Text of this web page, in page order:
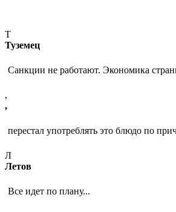
Т
Туземец
Санкции не работают. Экономика
,
,
перестал употреблять это блюдо по
Л
Летов
Все идет по плану...